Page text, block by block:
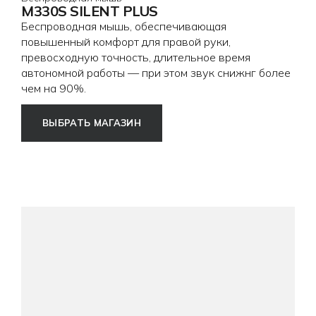
M330S SILENT PLUS
Беспроводная мышь, обеспечивающая
повышенный комфорт для правой руки,
превосходную точность, длительное время
автономной работы — при этом звук снижнг более
чем на 90%.
ВЫБРАТЬ МАГАЗИН